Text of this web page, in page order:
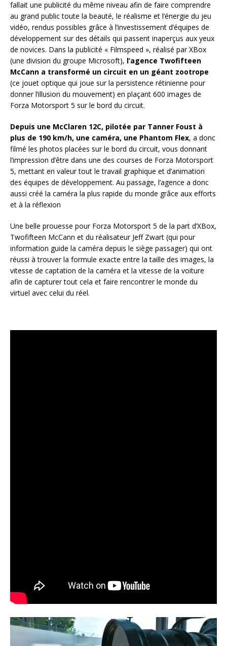
fallait une publicité du même niveau afin de faire comprendre
au grand public toute la beauté, le réalisme et l’énergie du jeu
vidéo, rendus possibles grâce à l’investissement d’équipes de
développement sur des détails qui passent inaperçus aux yeux
de novices. Dans la publicité « Filmspeed », réalisé par XBox
(une division du groupe Microsoft), l’agence Twofifteen
McCann a transformé un circuit en un géant zootrope
(ce jouet optique qui joue sur la persistence rétinienne pour
donner l’illusion du mouvement) en plaçant 600 images de
Forza Motorsport 5 sur le bord du circuit.
Depuis une McClaren 12C, pilotée par Tanner Foust à
plus de 190 km/h, une caméra, une Phantom Flex, a donc
filmé les photos placées sur le bord du circuit, vous donnant
l’impression d’être dans une des courses de Forza Motorsport
5, mettant en valeur tout le travail graphique et d’animation
des équipes de développement. Au passage, l’agence a donc
aussi créé la caméra la plus rapide du monde grâce aux efforts
et à la réflexion
Une belle prouesse pour Forza Motorsport 5 de la part d’XBox,
Twofifteen McCann et du réalisateur Jeff Zwart (qui pour
information guide la caméra depuis le siège passager) qui ont
réussi à trouver la formule exacte entre la taille des images, la
vitesse de captation de la caméra et la vitesse de la voiture
afin de capturer tout cela et faire rencontrer le monde du
virtuel avec celui du réel.